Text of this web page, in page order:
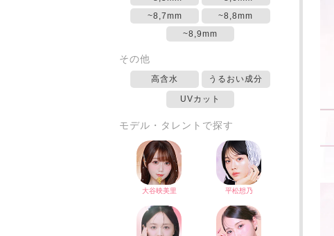
~8,7mm
~8,8mm
~8,9mm
その他
高含水 うるおい成分
UVカット
モデル・タレントで探す